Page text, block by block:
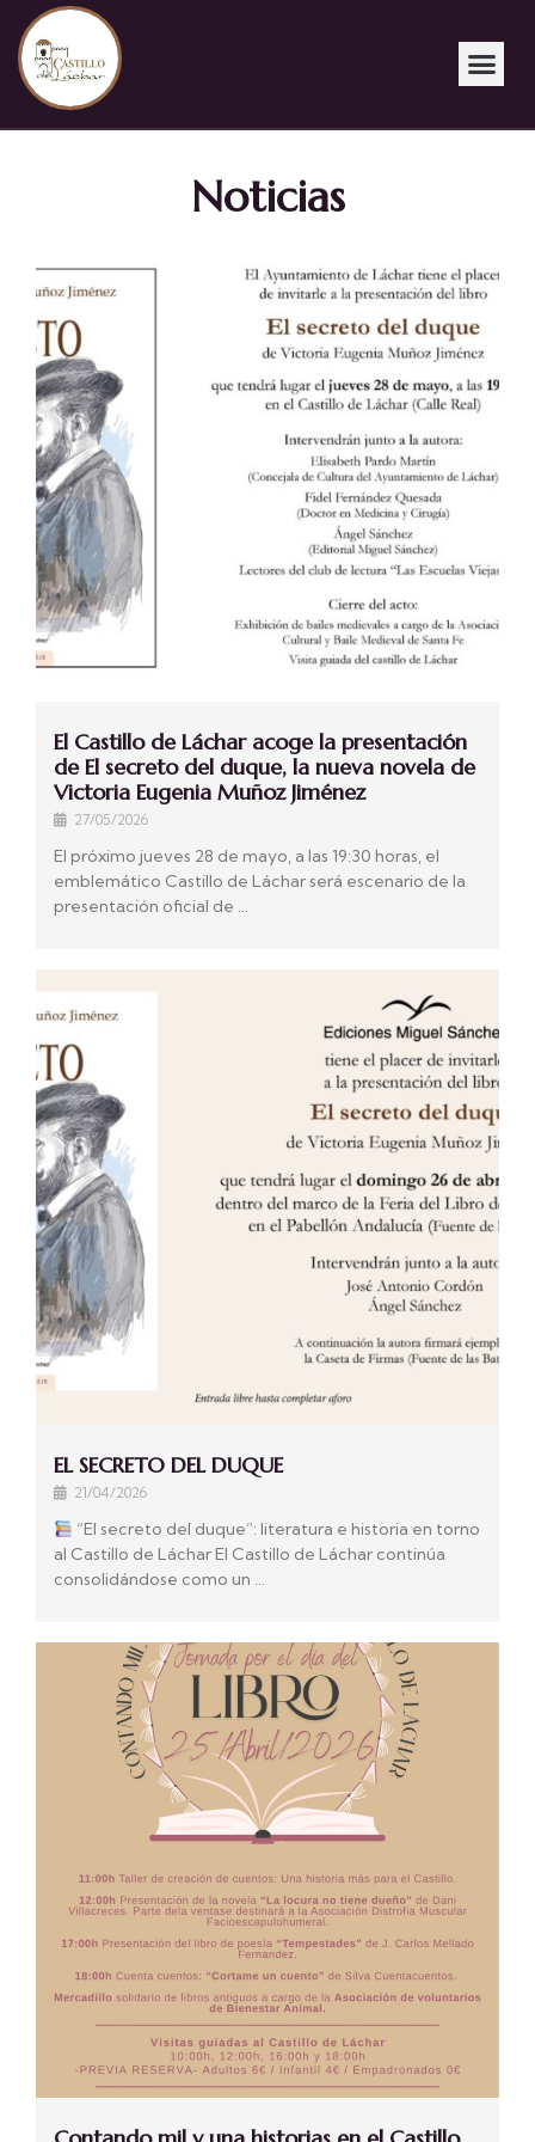
Noticias
El Castillo de Láchar acoge la presentación
de El secreto del duque, la nueva novela de
Victoria Eugenia Muñoz Jiménez
27/05/2026
El próximo jueves 28 de mayo, a las 19:30 horas, el
emblemático Castillo de Láchar será escenario de la
presentación oficial de …
EL SECRETO DEL DUQUE
21/04/2026
“El secreto del duque”: literatura e historia en torno
al Castillo de Láchar El Castillo de Láchar continúa
consolidándose como un …